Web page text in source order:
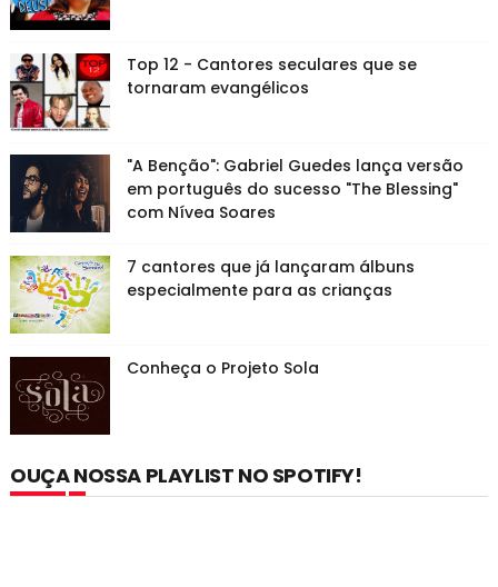
Top 12 - Cantores seculares que se
tornaram evangélicos
"A Benção": Gabriel Guedes lança versão
em português do sucesso "The Blessing"
com Nívea Soares
7 cantores que já lançaram álbuns
especialmente para as crianças
Conheça o Projeto Sola
OUÇA NOSSA PLAYLIST NO SPOTIFY!